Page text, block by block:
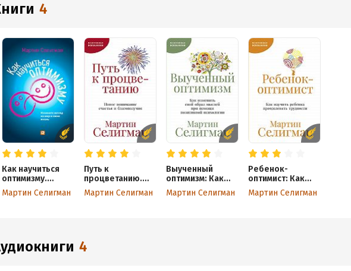
книги 4
Как научиться
оптимизму.
Измените взгляд
на мир и свою
Мартин Селигман
Путь к
процветанию.
Новое понимание
счастья и
Мартин Селигман
Выученный
оптимизм: Как
изменить свой
образ мыслей
Мартин Селигман
Ребенок-
оптимист: Как
научить ребенка
преодолевать
Мартин Селигман
аудиокниги 4